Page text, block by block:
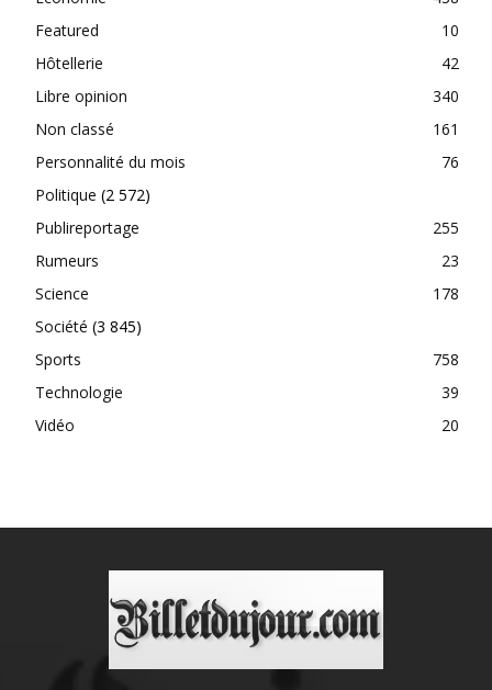
Featured
10
Hôtellerie
42
Libre opinion
340
Non classé
161
Personnalité du mois
76
Politique (2 572)
Publireportage
255
Rumeurs
23
Science
178
Société (3 845)
Sports
758
Technologie
39
Vidéo
20